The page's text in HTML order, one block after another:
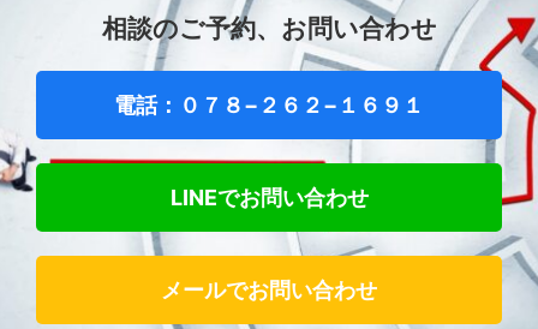
相談のご予約、お問い合わせ
電話：０７８−２６２−１６９１
LINEでお問い合わせ
メールでお問い合わせ